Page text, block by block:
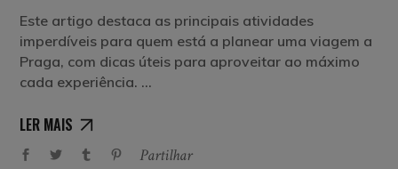
Este artigo destaca as principais atividades
imperdíveis para quem está a planear uma viagem a
Praga, com dicas úteis para aproveitar ao máximo
cada experiência.
LER MAIS
Partilhar